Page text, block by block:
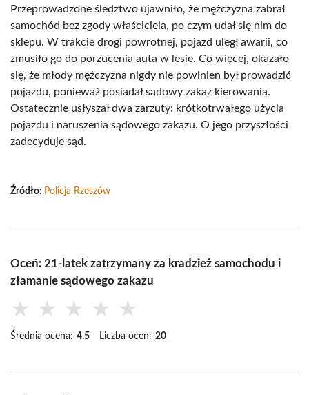
Przeprowadzone śledztwo ujawniło, że mężczyzna zabrał
samochód bez zgody właściciela, po czym udał się nim do
sklepu. W trakcie drogi powrotnej, pojazd uległ awarii, co
zmusiło go do porzucenia auta w lesie. Co więcej, okazało
się, że młody mężczyzna nigdy nie powinien był prowadzić
pojazdu, ponieważ posiadał sądowy zakaz kierowania.
Ostatecznie usłyszał dwa zarzuty: krótkotrwałego użycia
pojazdu i naruszenia sądowego zakazu. O jego przyszłości
zadecyduje sąd.
Źródło: Policja Rzeszów
Oceń: 21-latek zatrzymany za kradzież samochodu i
złamanie sądowego zakazu
★ ★ ★ ★ ★
Średnia ocena: 4.5 Liczba ocen: 20